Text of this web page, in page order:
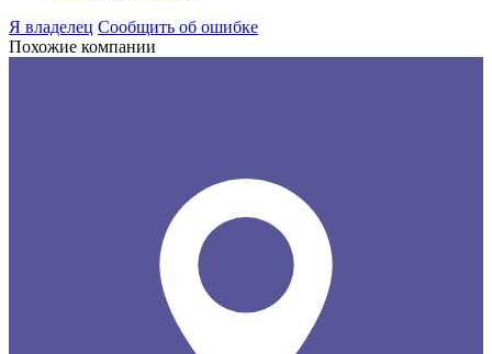
Я владелец Сообщить об ошибке
Похожие компании